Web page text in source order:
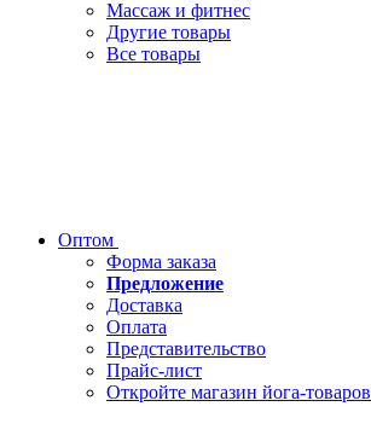
Массаж и фитнес
Другие товары
Все товары
Оптом
Форма заказа
Предложение
Доставка
Оплата
Представительство
Прайс-лист
Откройте магазин йога-товаров